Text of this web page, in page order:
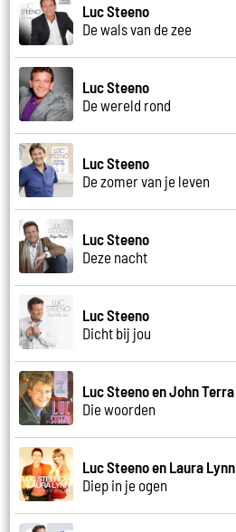
Luc Steeno
De wals van de zee
Luc Steeno
De wereld rond
Luc Steeno
De zomer van je leven
Luc Steeno
Deze nacht
Luc Steeno
Dicht bij jou
Luc Steeno en John Terra
Die woorden
Luc Steeno en Laura Lynn
Diep in je ogen